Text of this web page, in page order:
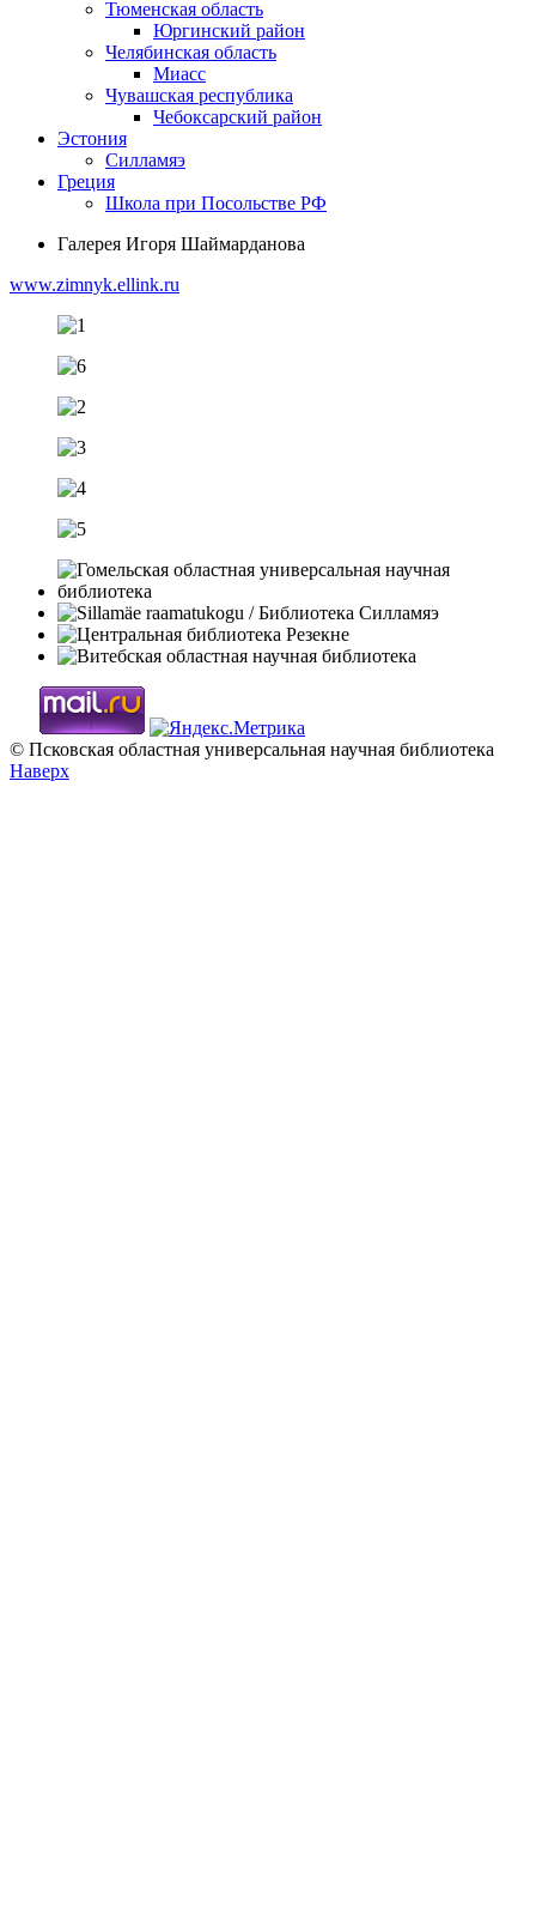
Тюменская область
Юргинский район
Челябинская область
Миасс
Чувашская республика
Чебоксарский район
Эстония
Силламяэ
Греция
Школа при Посольстве РФ
Галерея Игоря Шаймарданова
www.zimnyk.ellink.ru
© Псковская областная универсальная научная библиотека
Наверх